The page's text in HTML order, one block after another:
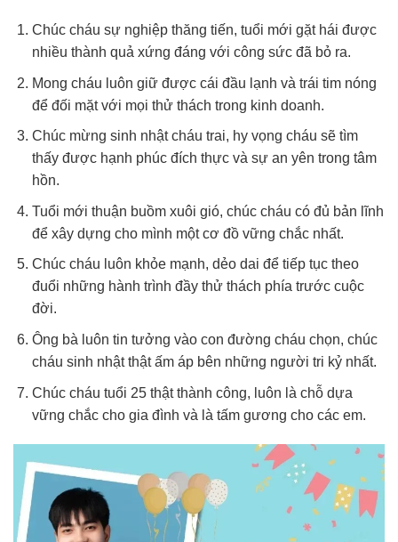
Chúc cháu sự nghiệp thăng tiến, tuổi mới gặt hái được
nhiều thành quả xứng đáng với công sức đã bỏ ra.
Mong cháu luôn giữ được cái đầu lạnh và trái tim nóng
để đối mặt với mọi thử thách trong kinh doanh.
Chúc mừng sinh nhật cháu trai, hy vọng cháu sẽ tìm
thấy được hạnh phúc đích thực và sự an yên trong tâm
hồn.
Tuổi mới thuận buồm xuôi gió, chúc cháu có đủ bản lĩnh
để xây dựng cho mình một cơ đồ vững chắc nhất.
Chúc cháu luôn khỏe mạnh, dẻo dai để tiếp tục theo
đuổi những hành trình đầy thử thách phía trước cuộc
đời.
Ông bà luôn tin tưởng vào con đường cháu chọn, chúc
cháu sinh nhật thật ấm áp bên những người tri kỷ nhất.
Chúc cháu tuổi 25 thật thành công, luôn là chỗ dựa
vững chắc cho gia đình và là tấm gương cho các em.